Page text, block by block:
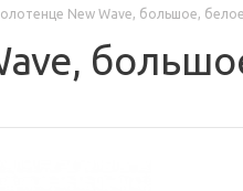
New Wave, большое, белое